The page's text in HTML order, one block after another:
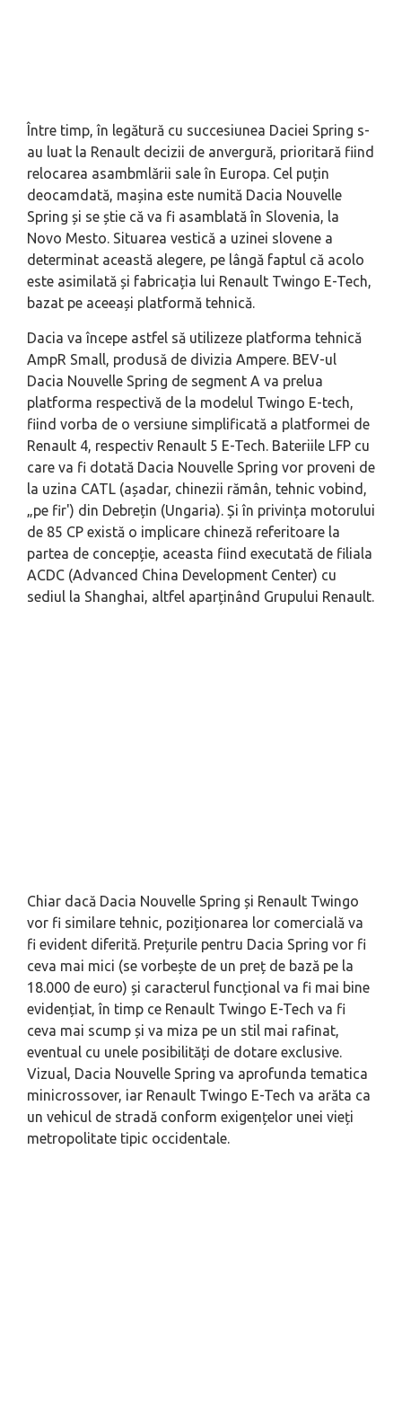
Între timp, în legătură cu succesiunea Daciei Spring s-
au luat la Renault decizii de anvergură, prioritară fiind
relocarea asambmlării sale în Europa. Cel puțin
deocamdată, mașina este numită Dacia Nouvelle
Spring și se știe că va fi asamblată în Slovenia, la
Novo Mesto. Situarea vestică a uzinei slovene a
determinat această alegere, pe lângă faptul că acolo
este asimilată și fabricația lui Renault Twingo E-Tech,
bazat pe aceeași platformă tehnică.
Dacia va începe astfel să utilizeze platforma tehnică
AmpR Small, produsă de divizia Ampere. BEV-ul
Dacia Nouvelle Spring de segment A va prelua
platforma respectivă de la modelul Twingo E-tech,
fiind vorba de o versiune simplificată a platformei de
Renault 4, respectiv Renault 5 E-Tech. Bateriile LFP cu
care va fi dotată Dacia Nouvelle Spring vor proveni de
la uzina CATL (așadar, chinezii rămân, tehnic vobind,
„pe fir') din Debrețin (Ungaria). Și în privința motorului
de 85 CP există o implicare chineză referitoare la
partea de concepție, aceasta fiind executată de filiala
ACDC (Advanced China Development Center) cu
sediul la Shanghai, altfel aparținând Grupului Renault.
Chiar dacă Dacia Nouvelle Spring și Renault Twingo
vor fi similare tehnic, poziționarea lor comercială va
fi evident diferită. Prețurile pentru Dacia Spring vor fi
ceva mai mici (se vorbește de un preț de bază pe la
18.000 de euro) și caracterul funcțional va fi mai bine
evidențiat, în timp ce Renault Twingo E-Tech va fi
ceva mai scump și va miza pe un stil mai rafinat,
eventual cu unele posibilități de dotare exclusive.
Vizual, Dacia Nouvelle Spring va aprofunda tematica
minicrossover, iar Renault Twingo E-Tech va arăta ca
un vehicul de stradă conform exigențelor unei vieți
metropolitate tipic occidentale.